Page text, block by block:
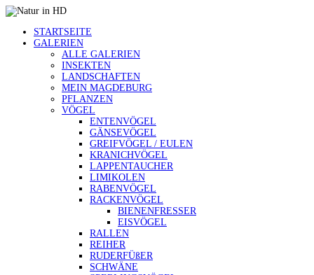
STARTSEITE
GALERIEN
ALLE GALERIEN
INSEKTEN
LANDSCHAFTEN
MEIN MAGDEBURG
PFLANZEN
VÖGEL
ENTENVÖGEL
GÄNSEVÖGEL
GREIFVÖGEL / EULEN
KRANICHVÖGEL
LAPPENTAUCHER
LIMIKOLEN
RABENVÖGEL
RACKENVÖGEL
BIENENFRESSER
EISVÖGEL
RALLEN
REIHER
RUDERFÜßER
SCHWÄNE